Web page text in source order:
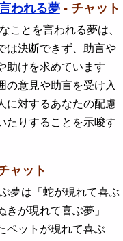
われる夢- チャット
ことを言われる夢は、
は決断できず、助言や
助けを求めています
の意見や助言を受け入
に対するあなたの配慮
たりすることを示唆す
ャット
夢は「蛇が現れて喜ぶ
が現れて喜ぶ夢」
ペットが現れて喜ぶ